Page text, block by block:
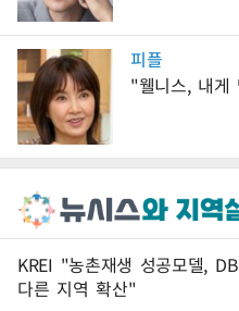
피플
"웰니스, 내게
KREI "농촌재생 성공모델,
다른 지역 확산"